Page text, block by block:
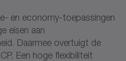
en economy-toepassingen
eisen aan
Daarmee overtuigt de
Een hoge flexibiliteit